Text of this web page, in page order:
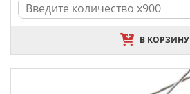
В КОРЗИНУ